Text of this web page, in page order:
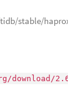
stable/
download/